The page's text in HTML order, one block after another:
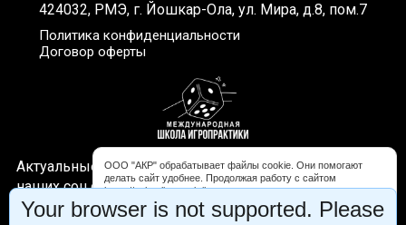
424032, РМЭ, г. Йошкар-Ола, ул. Мира, д.8, пом.7
Политика конфиденциальности
Договор оферты
Актуальные новости, интересные видео и акции в
наших соц.сетях. Подписывайтесь!
ООО "АКР" обрабатывает файлы cookie. Они помогают
делать сайт удобнее. Продолжая работу с сайтом
https://schooligropraktika.com, вы соглашаетесь с
обработкой файлов cookie. Вы можете запретить обработку
некоторых типов cookie в настройках браузера либо на
Your browser is not supported. Please